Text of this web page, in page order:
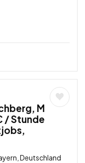
M
/ Stunde
Deutschland